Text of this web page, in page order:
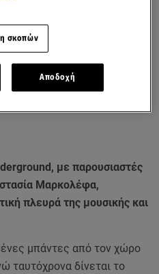
με παρουσιαστές
Μαρκολέφα,
πλευρά της μουσικής και
μπάντες από τον χώρο
ταυτόχρονα δίνεται το
σκοπών
Αποδοχή